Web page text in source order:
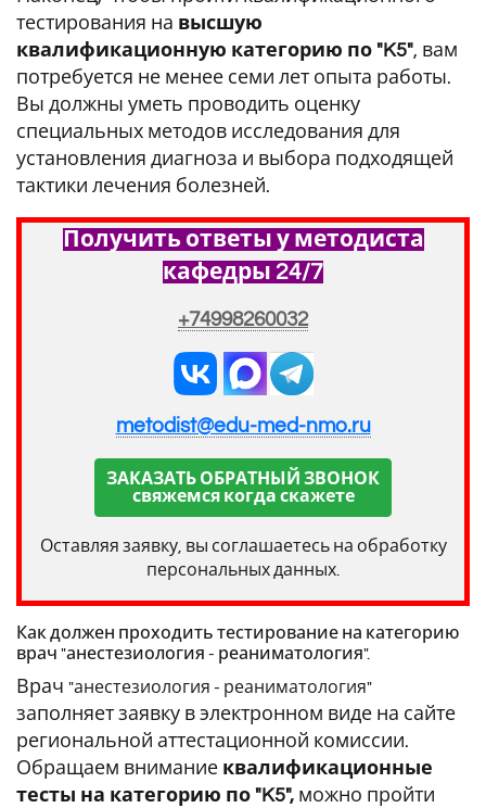
тестирования на высшую
квалификационную категорию по "K5", вам
потребуется не менее семи лет опыта работы.
Вы должны уметь проводить оценку
специальных методов исследования для
установления диагноза и выбора подходящей
тактики лечения болезней.
Получить ответы у методиста
кафедры 24/7
+74998260032
metodist@edu-med-nmo.ru
ЗАКАЗАТЬ ОБРАТНЫЙ ЗВОНОК
свяжемся когда скажете
Оставляя заявку, вы соглашаетесь на обработку
персональных данных.
Как должен проходить тестирование на категорию
врач "анестезиология - реаниматология".
Врач "анестезиология - реаниматология"
заполняет заявку в электронном виде на сайте
региональной аттестационной комиссии.
Обращаем внимание квалификационные
тесты на категорию по "K5", можно пройти